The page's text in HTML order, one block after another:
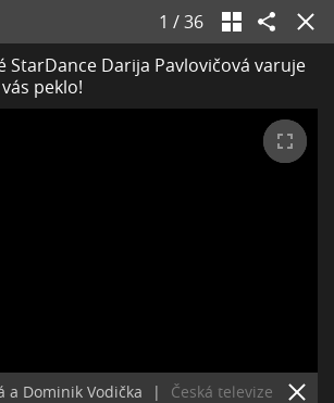
1 /36
StarDance Darija Pavlovičová varuje
peklo!
a Dominik Vodička | Česká televize